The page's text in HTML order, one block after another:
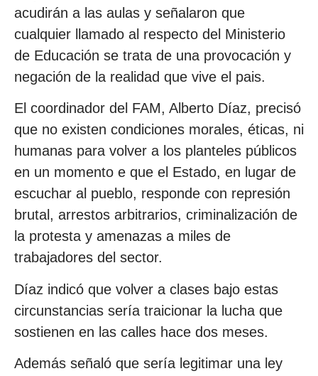
acudirán a las aulas y señalaron que
cualquier llamado al respecto del Ministerio
de Educación se trata de una provocación y
negación de la realidad que vive el pais.
El coordinador del FAM, Alberto Díaz, precisó
que no existen condiciones morales, éticas, ni
humanas para volver a los planteles públicos
en un momento e que el Estado, en lugar de
escuchar al pueblo, responde con represión
brutal, arrestos arbitrarios, criminalización de
la protesta y amenazas a miles de
trabajadores del sector.
Díaz indicó que volver a clases bajo estas
circunstancias sería traicionar la lucha que
sostienen en las calles hace dos meses.
Además señaló que sería legitimar una ley